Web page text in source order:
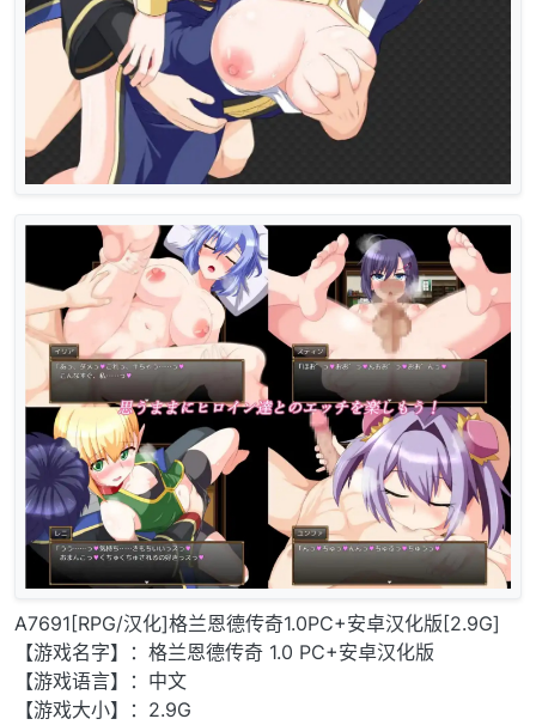
A7691[RPG/汉化]格兰恩德传奇1.0PC+安卓汉化版[2.9G]
【游戏名字】：格兰恩德传奇 1.0 PC+安卓汉化版
【游戏语言】：中文
【游戏大小】：2.9G